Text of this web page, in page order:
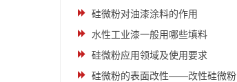
硅微粉对油漆涂料的作用
水性工业漆一般用哪些填料
硅微粉应用领域及使用要求
硅微粉的表面改性——改性硅微粉